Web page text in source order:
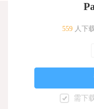
559 人下
需下